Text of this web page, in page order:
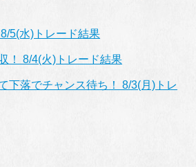
5(水)トレード結果
！ 8/4(火)トレード結果
下落でチャンス待ち！ 8/3(月)トレ